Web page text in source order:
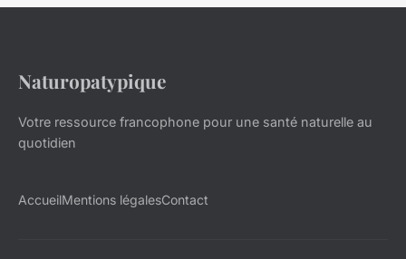
Naturopatypique
Votre ressource francophone pour une santé naturelle au
quotidien
AccueilMentions légalesContact